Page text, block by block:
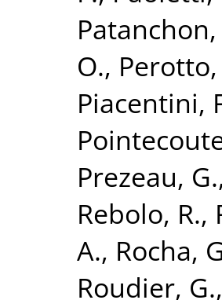
Patanchon,
O., Perotto,
Piacentini,
Prezeau, G.
Rebolo, R.,
A., Rocha,
Roudier, G.,